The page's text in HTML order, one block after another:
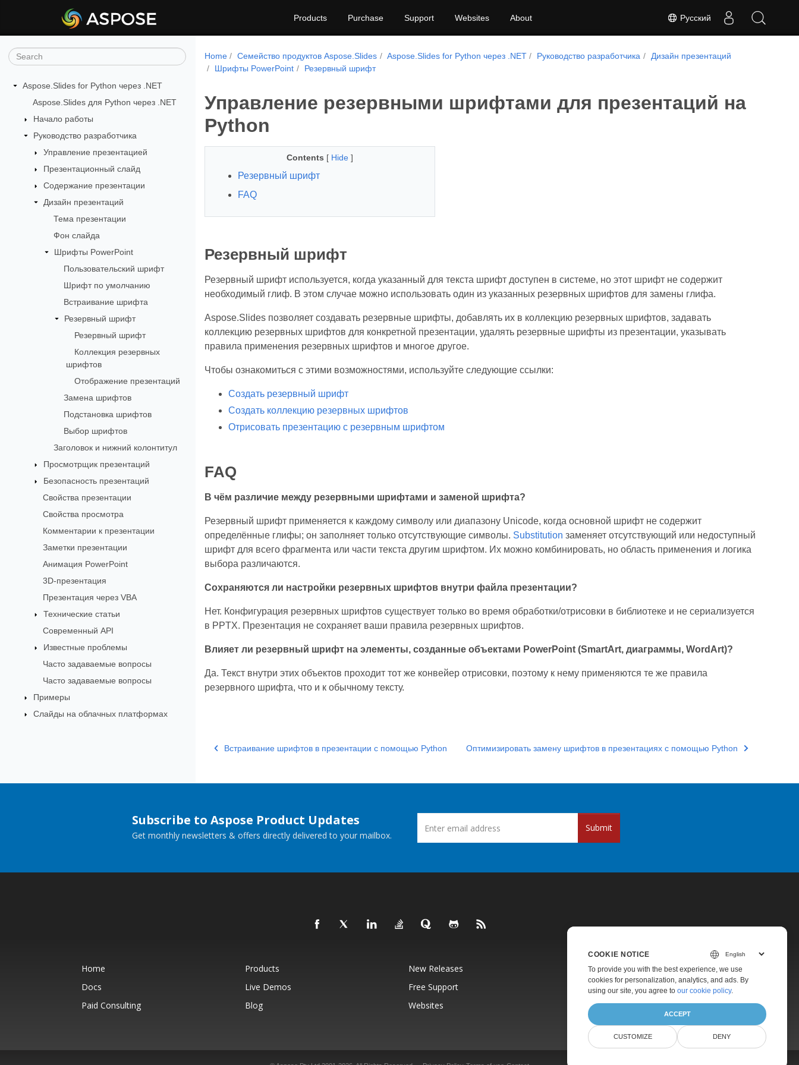
Русский
Products Purchase Support Websites About
Aspose.Slides for Python через .NET
Aspose.Slides для Python через .NET
Начало работы
Руководство разработчика
Управление презентацией
Презентационный слайд
Содержание презентации
Дизайн презентаций
Тема презентации
Фон слайда
Шрифты PowerPoint
Пользовательский шрифт
Шрифт по умолчанию
Встраивание шрифта
Резервный шрифт
Резервный шрифт
Коллекция резервных
шрифтов
Отображение презентаций
Замена шрифтов
Подстановка шрифтов
Выбор шрифтов
Заголовок и нижний колонтитул
Просмотрщик презентаций
Безопасность презентаций
Свойства презентации
Свойства просмотра
Комментарии к презентации
Заметки презентации
Анимация PowerPoint
3D-презентация
Презентация через VBA
Технические статьи
Современный API
Известные проблемы
Часто задаваемые вопросы
Часто задаваемые вопросы
Примеры
Слайды на облачных платформах
Home Семейство продуктов Aspose.Slides Aspose.Slides for Python через .NET Руководство разработчика
Дизайн презентаций
Шрифты PowerPoint
Резервный шрифт
Управление резервными шрифтами для презентаций на
Python
Contents [ Hide ]
Резервный шрифт
FAQ
Резервный шрифт
Резервный шрифт используется, когда указанный для текста шрифт доступен в системе, но этот шрифт не содержит
необходимый глиф. В этом случае можно использовать один из указанных резервных шрифтов для замены глифа.
Aspose.Slides позволяет создавать резервные шрифты, добавлять их в коллекцию резервных шрифтов, задавать
коллекцию резервных шрифтов для конкретной презентации, удалять резервные шрифты из презентации, указывать
правила применения резервных шрифтов и многое другое.
Чтобы ознакомиться с этими возможностями, используйте следующие ссылки:
Создать резервный шрифт
Создать коллекцию резервных шрифтов
Отрисовать презентацию с резервным шрифтом
FAQ
В чём различие между резервными шрифтами и заменой шрифта?
Резервный шрифт применяется к каждому символу или диапазону Unicode, когда основной шрифт не содержит
определённые глифы; он заполняет только отсутствующие символы. Substitution заменяет отсутствующий или недоступный
шрифт для всего фрагмента или части текста другим шрифтом. Их можно комбинировать, но область применения и логика
выбора различаются.
Сохраняются ли настройки резервных шрифтов внутри файла презентации?
Нет. Конфигурация резервных шрифтов существует только во время обработки/отрисовки в библиотеке и не сериализуется
в PPTX. Презентация не сохраняет ваши правила резервных шрифтов.
Влияет ли резервный шрифт на элементы, созданные объектами PowerPoint (SmartArt, диаграммы, WordArt)?
Да. Текст внутри этих объектов проходит тот же конвейер отрисовки, поэтому к нему применяются те же правила
резервного шрифта, что и к обычному тексту.
Встраивание шрифтов в презентации с помощью Python Оптимизировать замену шрифтов в презентациях с помощью Python
Subscribe to Aspose Product Updates
Get monthly newsletters & offers directly delivered to your mailbox.
Submit
Home Products New Releases
Pricing
Docs
Live Demos Free Support
Paid Support
Paid Consulting
Blog Websites About
COOKIE NOTICE
To provide you with the best experience, we use
cookies for personalization, analytics, and ads. By
using our site, you agree to our cookie policy.
ACCEPT
CUSTOMIZE DENY